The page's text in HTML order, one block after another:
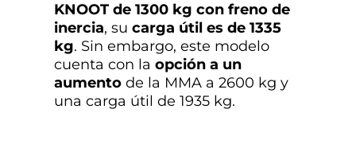
KNOOT de 1300 kg con freno de
inercia, su carga útil es de 1335
kg. Sin embargo, este modelo
cuenta con la opción a un
aumento de la MMA a 2600 kg y
una carga útil de 1935 kg.